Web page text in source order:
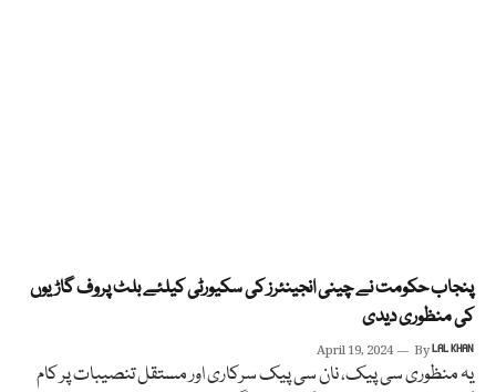
پنجاب حکومت نے چینی انجینئرز کی سکیورٹی کیلئے بلٹ پروف گاڑیوں
کی منظوری دیدی
April 19, 2024 ByLAL KHAN
یہ منظوری سی پیک، نان سی پیک سرکاری اور مستقل تنصیبات پر کام